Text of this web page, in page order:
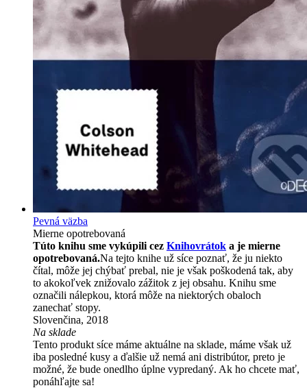
Pevná väzba
Mierne opotrebovaná
Túto knihu sme vykúpili cez Knihovrátok a je mierne
opotrebovaná.Na tejto knihe už síce poznať, že ju niekto
čítal, môže jej chýbať prebal, nie je však poškodená tak, aby
to akokoľvek znižovalo zážitok z jej obsahu. Knihu sme
označili nálepkou, ktorá môže na niektorých obaloch
zanechať stopy.
Slovenčina, 2018
Na sklade
Tento produkt síce máme aktuálne na sklade, máme však už
iba posledné kusy a ďalšie už nemá ani distribútor, preto je
možné, že bude onedlho úplne vypredaný. Ak ho chcete mať,
ponáhľajte sa!